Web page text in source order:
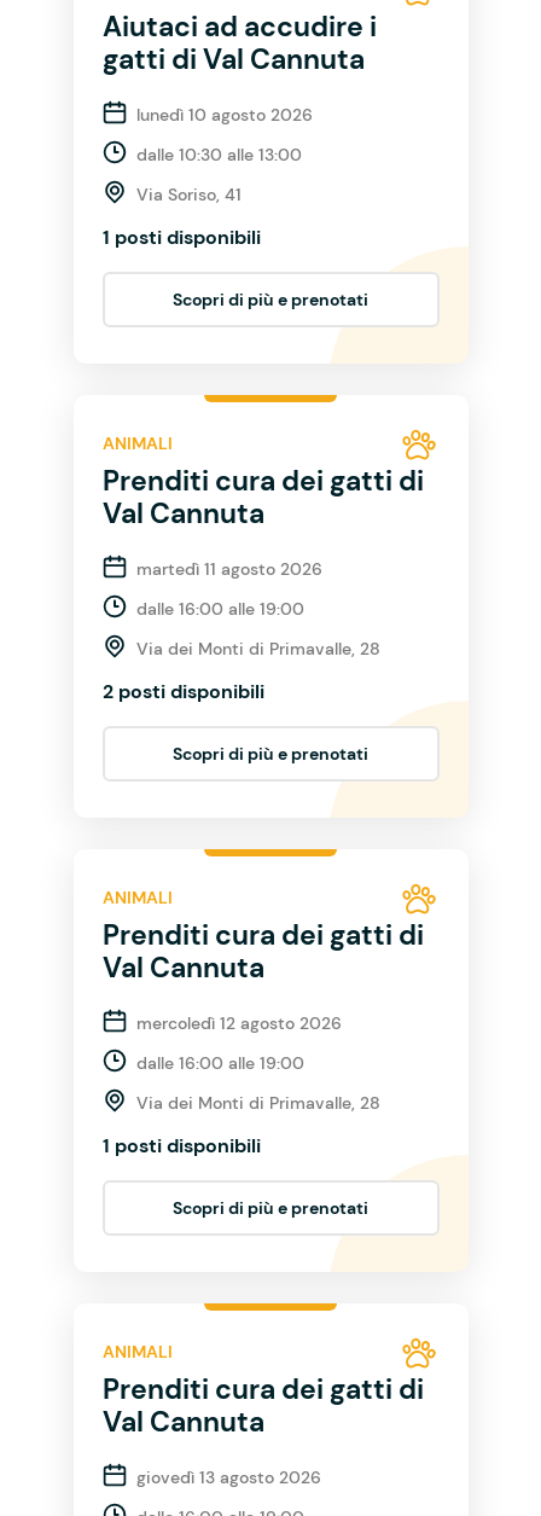
Aiutaci ad accudire i
gatti di Val Cannuta
lunedì 10 agosto 2026
dalle 10:30 alle 13:00
Via Soriso, 41
1 posti disponibili
Scopri di più e prenotati
ANIMALI
Prenditi cura dei gatti di
Val Cannuta
martedì 11 agosto 2026
dalle 16:00 alle 19:00
Via dei Monti di Primavalle, 28
2 posti disponibili
Scopri di più e prenotati
ANIMALI
Prenditi cura dei gatti di
Val Cannuta
mercoledì 12 agosto 2026
dalle 16:00 alle 19:00
Via dei Monti di Primavalle, 28
1 posti disponibili
Scopri di più e prenotati
ANIMALI
Prenditi cura dei gatti di
Val Cannuta
giovedì 13 agosto 2026